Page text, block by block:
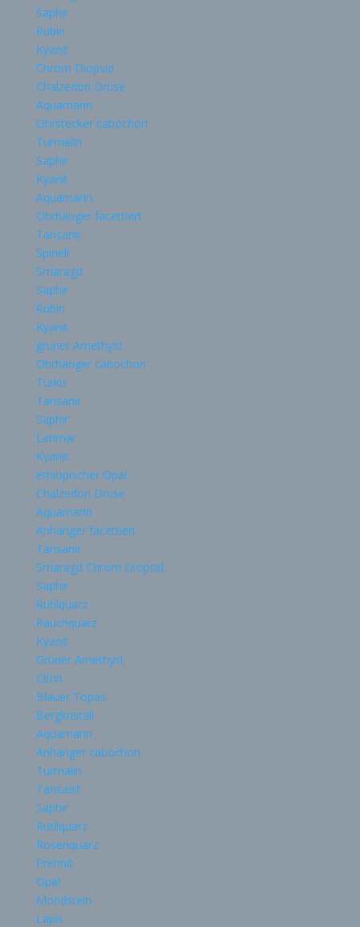
Saphir
Rubin
Kyanit
Chrom Diopsid
Chalzedon Druse
Aquamarin
Ohrstecker cabochon
Turmalin
Saphir
Kyanit
Aquamarin
Ohrhänger facettiert
Tansanit
Spinell
Smaragd
Saphir
Rubin
Kyanit
grüner Amethyst
Ohrhänger cabochon
Türkis
Tansanit
Saphir
Larimar
Kyanit
ethiopischer Opal
Chalzedon Druse
Aquamarin
Anhänger facettiert
Tansanit
Smaragd Chrom Diopsid
Saphir
Rutilquarz
Rauchquarz
Kyanit
Grüner Amethyst
Citrin
Blauer Topas
Bergkristall
Aquamarin
Anhänger cabochon
Turmalin
Tansanit
Saphir
Rutilquarz
Rosenquarz
Prehnit
Opal
Mondstein
Lapis